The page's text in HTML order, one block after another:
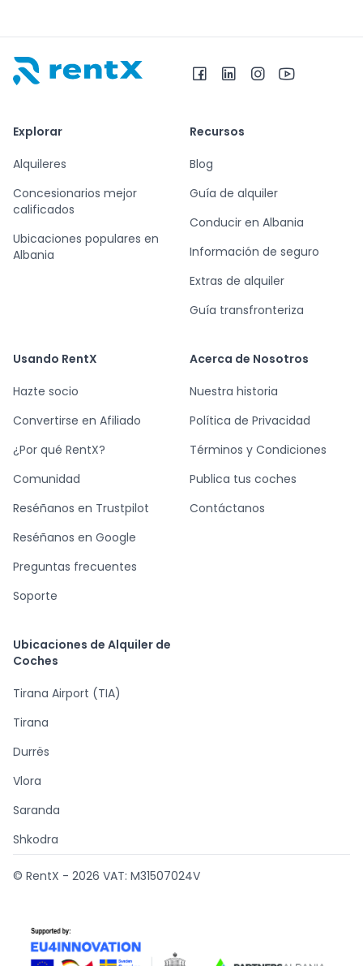
Explorar
Alquileres
Concesionarios mejor
calificados
Ubicaciones populares en
Albania
Recursos
Blog
Guía de alquiler
Conducir en Albania
Información de seguro
Extras de alquiler
Guía transfronteriza
Usando RentX
Hazte socio
Convertirse en Afiliado
¿Por qué RentX?
Comunidad
Reséñanos en Trustpilot
Reséñanos en Google
Preguntas frecuentes
Soporte
Acerca de Nosotros
Nuestra historia
Política de Privacidad
Términos y Condiciones
Publica tus coches
Contáctanos
Ubicaciones de Alquiler de
Coches
Tirana Airport (TIA)
Tirana
Durrës
Vlora
Saranda
Shkodra
© RentX - 2026 VAT: M31507024V